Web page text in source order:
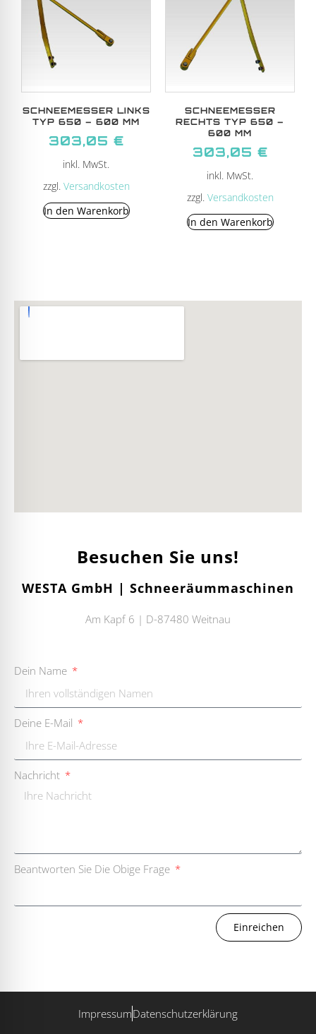
SCHNEEMESSER LINKS
TYP 650 – 600 MM
303,05 €
inkl. MwSt.
zzgl. Versandkosten
In den Warenkorb
SCHNEEMESSER
RECHTS TYP 650 –
600 MM
303,05 €
inkl. MwSt.
zzgl. Versandkosten
In den Warenkorb
Besuchen Sie uns!
WESTA GmbH | Schneeräummaschinen
Am Kapf 6 | D-87480 Weitnau
Dein Name
Deine E-Mail
Nachricht
Beantworten Sie Die Obige Frage
Einreichen
ImpressumDatenschutzerklärung